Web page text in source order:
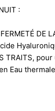
:
FERMETÉ
TRAITS,
Eau